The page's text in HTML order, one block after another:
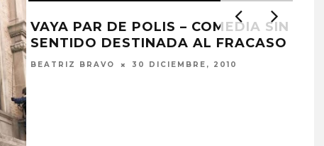
VAYA PAR DE POLIS – COMEDIA SIN
SENTIDO DESTINADA AL FRACASO
BEATRIZ BRAVO 30 DICIEMBRE, 2010